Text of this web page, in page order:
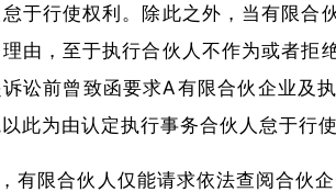
于行使权利。除此之外，当有限合
由，至于执行合伙人不作为或者拒
讼前曾致函要求A有限合伙企业及
此为由认定执行事务合伙人怠于行使
有限合伙人仅能请求依法查阅合伙